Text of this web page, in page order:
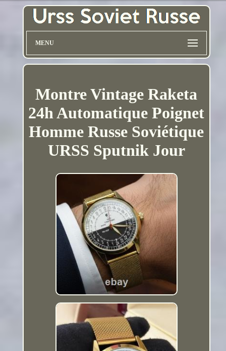
MENU
Montre Vintage Raketa
24h Automatique Poignet
Homme Russe Soviétique
URSS Sputnik Jour